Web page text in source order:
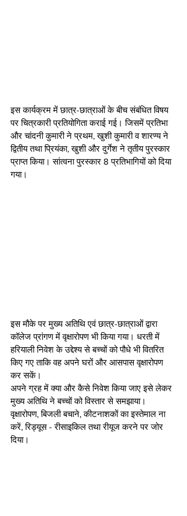
इस कार्यक्रम में छात्र-छात्राओं के बीच संबंधित विषय
पर चित्रकारी प्रतियोगिता कराई गई। जिसमें प्रतिभा
और चांदनी कुमारी ने प्रथम, खुशी कुमारी व शारण्य ने
द्वितीय तथा प्रियंका, खुशी और दुर्गेश ने तृतीय पुरस्कार
प्राप्त किया। सांत्वना पुरस्कार 8 प्रतिभागियों को दिया
गया।
इस मौके पर मुख्य अतिथि एवं छात्र-छात्राओं द्वारा
कॉलेज प्रांगण में वृक्षारोपण भी किया गया। धरती में
हरियाली निवेश के उद्देश्य से बच्चों को पौधे भी वितरित
किए गए ताकि वह अपने घरों और आसपास वृक्षारोपण
कर सकें।
अपने ग्रह में क्या और कैसे निवेश किया जाए इसे लेकर
मुख्य अतिथि ने बच्चों को विस्तार से समझाया।
वृक्षारोपण, बिजली बचाने, कीटनाशकों का इस्तेमाल ना
करें, रिड्यूस - रीसाइकिल तथा रीयूज करने पर जोर
दिया।